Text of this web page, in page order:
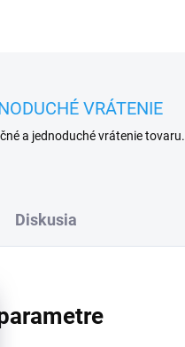
VRÁTENIE
a jednoduché vrátenie tovaru.
Diskusia